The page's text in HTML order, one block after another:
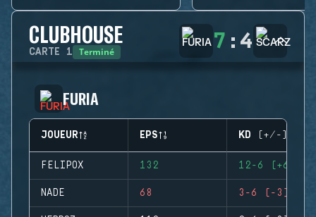
CLUBHOUSE
CARTE 1 Terminé 7 : 4
FURIA
JOUEUR EPS KD (+/-)
FELIPOX 132 12-6 (+6)
NADE 68 3-6 (-3)